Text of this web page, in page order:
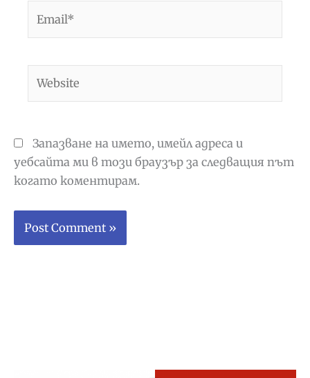
Запазване на името, имейл адреса и
уебсайта ми в този браузър за следващия път
когато коментирам.